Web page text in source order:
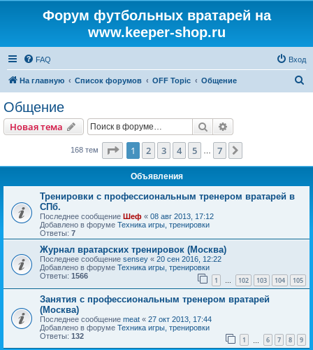
Форум футбольных вратарей на
www.keeper-shop.ru
FAQ Вход
На главную Список форумов OFF Topic Общение
Общение
Новая тема Поиск
168 тем Страница из
1 2 3 4 5 7
Объявления
Тренировки с профессиональным тренером вратарей в
СПб.
Последнее сообщение Шеф « 08 авг 2013, 17:12
Добавлено в форуме Техника игры, тренировки
Ответы: 7
Журнал вратарских тренировок (Москва)
Последнее сообщение sensey « 20 сен 2016, 12:22
Добавлено в форуме Техника игры, тренировки
Ответы: 1566 1 … 102 103 104 105
Занятия с профессиональным тренером вратарей
(Москва)
Последнее сообщение meat « 27 окт 2013, 17:44
Добавлено в форуме Техника игры, тренировки
Ответы: 132 1 6 7 8 9